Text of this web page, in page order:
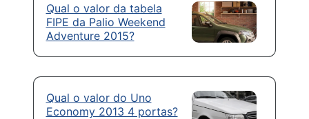
Qual o valor da tabela
FIPE da Palio Weekend
Adventure 2015?
Qual o valor do Uno
Economy 2013 4 portas?